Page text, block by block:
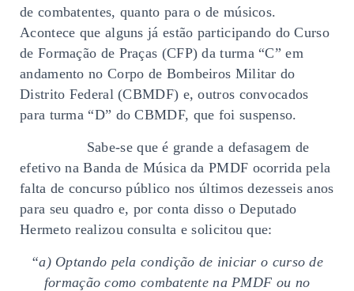
de combatentes, quanto para o de músicos.
Acontece que alguns já estão participando do Curso
de Formação de Praças (CFP) da turma “C” em
andamento no Corpo de Bombeiros Militar do
Distrito Federal (CBMDF) e, outros convocados
para turma “D” do CBMDF, que foi suspenso.
Sabe-se que é grande a defasagem de
efetivo na Banda de Música da PMDF ocorrida pela
falta de concurso público nos últimos dezesseis anos
para seu quadro e, por conta disso o Deputado
Hermeto realizou consulta e solicitou que:
“a) Optando pela condição de iniciar o curso de
formação como combatente na PMDF ou no